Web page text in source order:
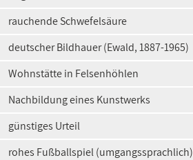
rauchende Schwefelsäure
deutscher Bildhauer (Ewald, 1887-1965)
Wohnstätte in Felsenhöhlen
Nachbildung eines Kunstwerks
günstiges Urteil
rohes Fußballspiel (umgangssprachlich)